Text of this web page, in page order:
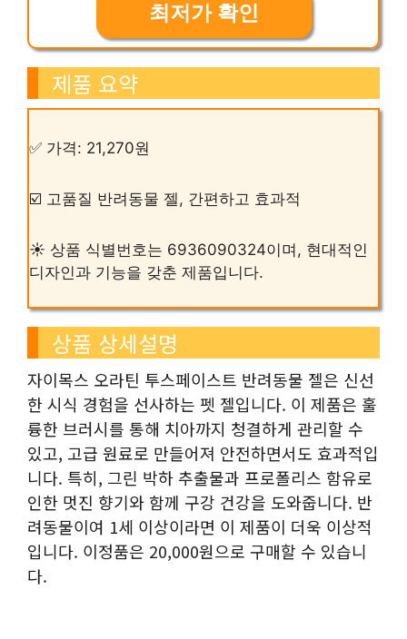
최저가 확인
제품 요약
✅ 가격: 21,270원
☑️ 고품질 반려동물 젤, 간편하고 효과적
☀️ 상품 식별번호는 6936090324이며, 현대적인
디자인과 기능을 갖춘 제품입니다.
상품 상세설명
자이목스 오라틴 투스페이스트 반려동물 젤은 신선
한 시식 경험을 선사하는 펫 젤입니다. 이 제품은 훌
륭한 브러시를 통해 치아까지 청결하게 관리할 수
있고, 고급 원료로 만들어져 안전하면서도 효과적입
니다. 특히, 그린 박하 추출물과 프로폴리스 함유로
인한 멋진 향기와 함께 구강 건강을 도와줍니다. 반
려동물이여 1세 이상이라면 이 제품이 더욱 이상적
입니다. 이정품은 20,000원으로 구매할 수 있습니
다.